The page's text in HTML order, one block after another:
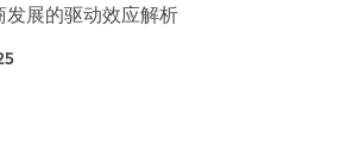
发展的驱动效应解析